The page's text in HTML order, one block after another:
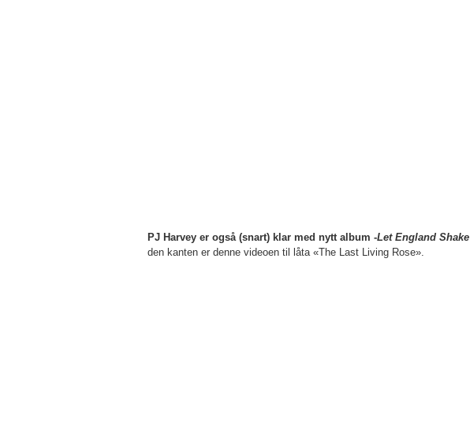
PJ Harvey er også (snart) klar med nytt album -Let England Shake
den kanten er denne videoen til låta «The Last Living Rose».